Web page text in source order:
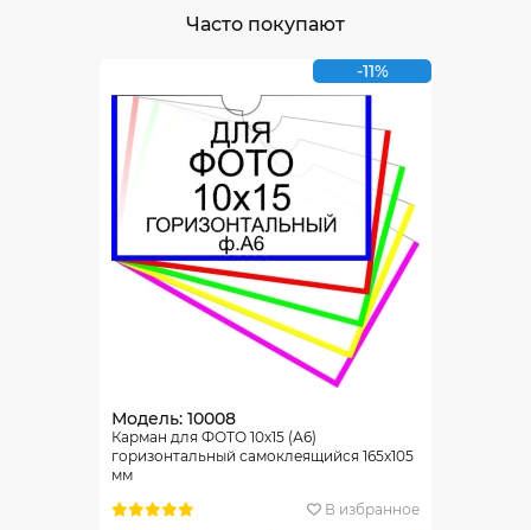
Часто покупают
-11%
Модель: 10008
Карман для ФОТО 10х15 (А6)
горизонтальный самоклеящийся 165х105
мм
В избранное